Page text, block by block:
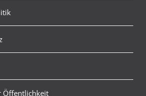
Öffentlichkeit